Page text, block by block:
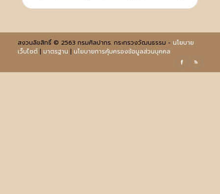
สงวนลิขสิทธิ์ © 2563 กรมศิลปากร. กระทรวงวัฒนธรรม - นโยบาย
เว็บไซต์| มาตรฐาน | นโยบายการคุ้มครองข้อมูลส่วนบุคคล